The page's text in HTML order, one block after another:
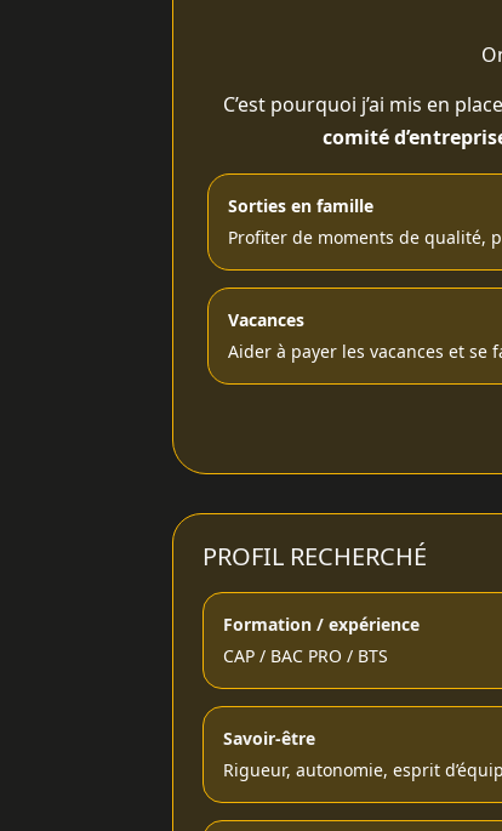
C’est pourquoi j’ai mis en place
comité
Sorties en famille
Profiter de moments de qualité,
Vacances
Aider à payer les vacances et se
PROFIL RECHERCHÉ
Formation / expérience
CAP / BAC PRO / BTS
Savoir-être
Rigueur, autonomie, esprit